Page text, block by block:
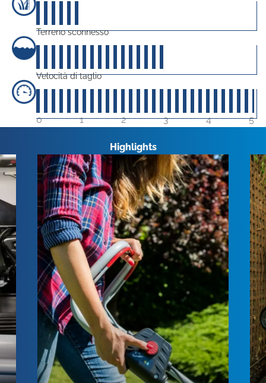
10
Terreno sconnesso
Velocità di taglio
0 1 2 3 4 5
Highlights